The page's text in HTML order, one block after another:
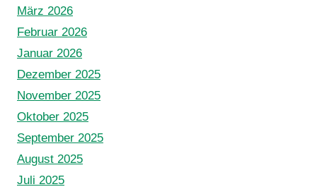
März 2026
Februar 2026
Januar 2026
Dezember 2025
November 2025
Oktober 2025
September 2025
August 2025
Juli 2025